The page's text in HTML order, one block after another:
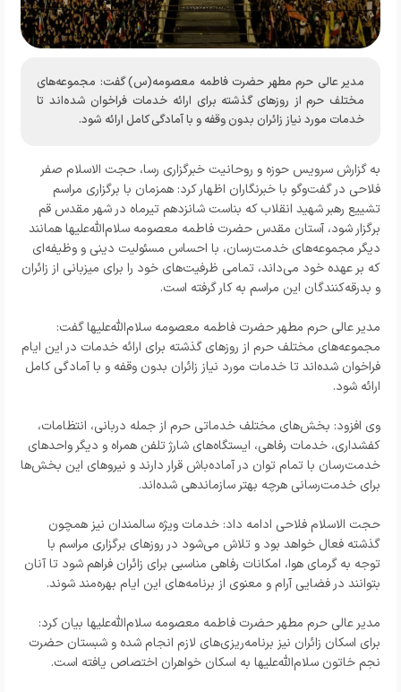
مدیر عالی حرم مطهر حضرت فاطمه معصومه(س) گفت: مجموعه‌های
مختلف حرم از روزهای گذشته برای ارائه خدمات فراخوان شده‌اند تا
خدمات مورد نیاز زائران بدون وقفه و با آمادگی کامل ارائه شود.
به گزارش سرویس حوزه و روحانیت خبرگزاری رسا، حجت الاسلام صفر
فلاحی در گفت‌وگو با خبرنگاران اظهار کرد: همزمان با برگزاری مراسم
تشییع رهبر شهید انقلاب که بناست شانزدهم تیرماه در شهر مقدس قم
برگزار شود، آستان مقدس حضرت فاطمه معصومه سلام‌الله‌علیها همانند
دیگر مجموعه‌های خدمت‌رسان، با احساس مسئولیت دینی و وظیفه‌ای
که بر عهده خود می‌داند، تمامی ظرفیت‌های خود را برای میزبانی از زائران
و بدرقه‌کنندگان این مراسم به کار گرفته است.
مدیر عالی حرم مطهر حضرت فاطمه معصومه سلام‌الله‌علیها گفت:
مجموعه‌های مختلف حرم از روزهای گذشته برای ارائه خدمات در این ایام
فراخوان شده‌اند تا خدمات مورد نیاز زائران بدون وقفه و با آمادگی کامل
ارائه شود.
وی افزود: بخش‌های مختلف خدماتی حرم از جمله دربانی، انتظامات،
کفشداری، خدمات رفاهی، ایستگاه‌های شارژ تلفن همراه و دیگر واحدهای
خدمت‌رسان با تمام توان در آماده‌باش قرار دارند و نیروهای این بخش‌ها
برای خدمت‌رسانی هرچه بهتر سازماندهی شده‌اند.
حجت الاسلام فلاحی ادامه داد: خدمات ویژه سالمندان نیز همچون
گذشته فعال خواهد بود و تلاش می‌شود در روزهای برگزاری مراسم با
توجه به گرمای هوا، امکانات رفاهی مناسبی برای زائران فراهم شود تا آنان
بتوانند در فضایی آرام و معنوی از برنامه‌های این ایام بهره‌مند شوند.
مدیر عالی حرم مطهر حضرت فاطمه معصومه سلام‌الله‌علیها بیان کرد:
برای اسکان زائران نیز برنامه‌ریزی‌های لازم انجام شده و شبستان حضرت
نجم خاتون سلام‌الله‌علیها به اسکان خواهران اختصاص یافته است.